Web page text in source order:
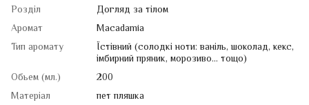
Розділ
Догляд за тілом
Аромат
Macadamia
Тип аромату
Їстівний (солодкі ноти: ваніль, шоколад, кекс,
імбирний пряник, морозиво... тощо)
Обьем (мл.)
200
Матеріал
пет пляшка